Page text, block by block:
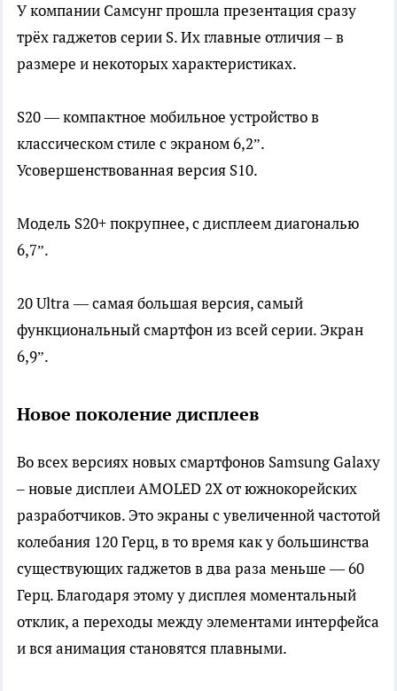
У компании Самсунг прошла презентация сразу
трёх гаджетов серии S. Их главные отличия – в
размере и некоторых характеристиках.
S20 — компактное мобильное устройство в
классическом стиле с экраном 6,2”.
Усовершенствованная версия S10.
Модель S20+ покрупнее, с дисплеем диагональю
6,7”.
20 Ultra — самая большая версия, самый
функциональный смартфон из всей серии. Экран
6,9”.
Новое поколение дисплеев
Во всех версиях новых смартфонов Samsung Galaxy
– новые дисплеи AMOLED 2Х от южнокорейских
разработчиков. Это экраны с увеличенной частотой
колебания 120 Герц, в то время как у большинства
существующих гаджетов в два раза меньше — 60
Герц. Благодаря этому у дисплея моментальный
отклик, а переходы между элементами интерфейса
и вся анимация становятся плавными.